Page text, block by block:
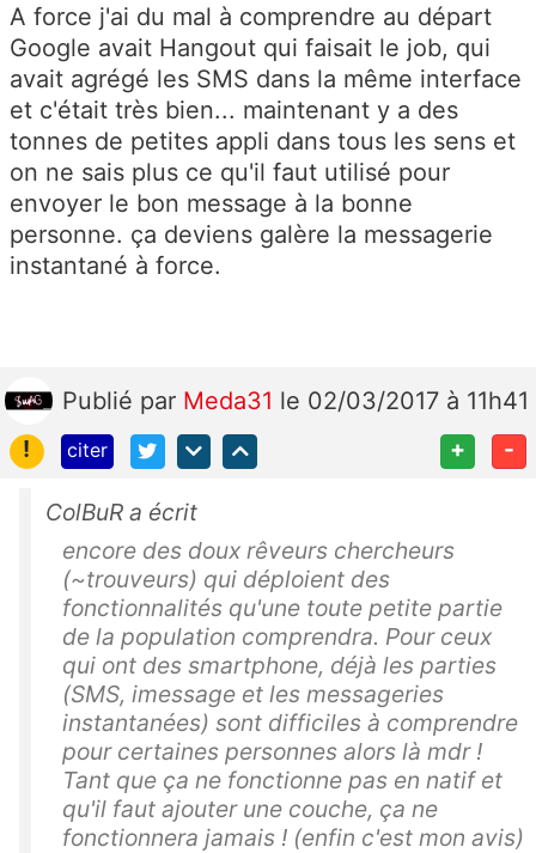
A force j'ai du mal à comprendre au départ
Google avait Hangout qui faisait le job, qui
avait agrégé les SMS dans la même interface
et c'était très bien... maintenant y a des
tonnes de petites appli dans tous les sens et
on ne sais plus ce qu'il faut utilisé pour
envoyer le bon message à la bonne
personne. ça deviens galère la messagerie
instantané à force.
Publié par Meda31 le 02/03/2017 à 11h41
!
citer + -
ColBuR a écrit
encore des doux rêveurs chercheurs
(~trouveurs) qui déploient des
fonctionnalités qu'une toute petite partie
de la population comprendra. Pour ceux
qui ont des smartphone, déjà les parties
(SMS, imessage et les messageries
instantanées) sont difficiles à comprendre
pour certaines personnes alors là mdr !
Tant que ça ne fonctionne pas en natif et
qu'il faut ajouter une couche, ça ne
fonctionnera jamais ! (enfin c'est mon avis)